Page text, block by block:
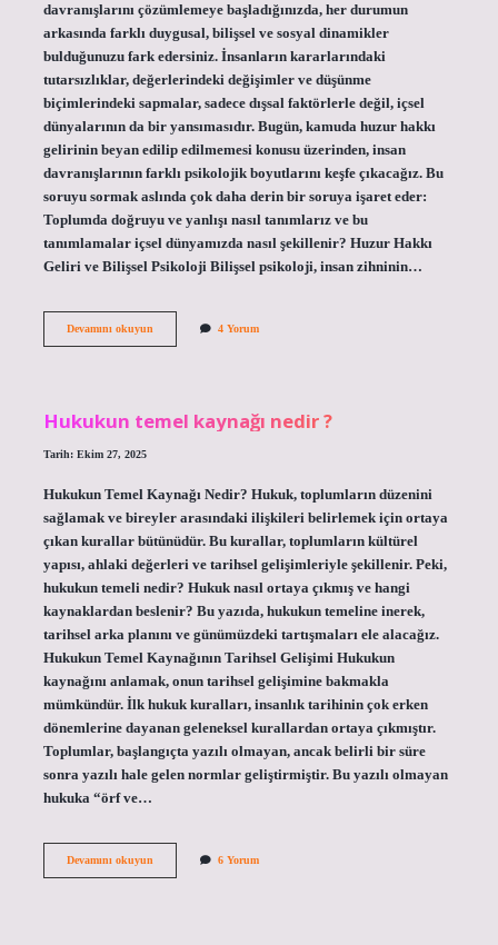
davranışlarını çözümlemeye başladığınızda, her durumun
arkasında farklı duygusal, bilişsel ve sosyal dinamikler
bulduğunuzu fark edersiniz. İnsanların kararlarındaki
tutarsızlıklar, değerlerindeki değişimler ve düşünme
biçimlerindeki sapmalar, sadece dışsal faktörlerle değil, içsel
dünyalarının da bir yansımasıdır. Bugün, kamuda huzur hakkı
gelirinin beyan edilip edilmemesi konusu üzerinden, insan
davranışlarının farklı psikolojik boyutlarını keşfe çıkacağız. Bu
soruyu sormak aslında çok daha derin bir soruya işaret eder:
Toplumda doğruyu ve yanlışı nasıl tanımlarız ve bu
tanımlamalar içsel dünyamızda nasıl şekillenir? Huzur Hakkı
Geliri ve Bilişsel Psikoloji Bilişsel psikoloji, insan zihninin…
Devamını okuyunHuzur
?
4 Yorum
Hukukun temel kaynağı nedir ?
Tarih: Ekim 27, 2025
Hukukun Temel Kaynağı Nedir? Hukuk, toplumların düzenini
sağlamak ve bireyler arasındaki ilişkileri belirlemek için ortaya
çıkan kurallar bütünüdür. Bu kurallar, toplumların kültürel
yapısı, ahlaki değerleri ve tarihsel gelişimleriyle şekillenir. Peki,
hukukun temeli nedir? Hukuk nasıl ortaya çıkmış ve hangi
kaynaklardan beslenir? Bu yazıda, hukukun temeline inerek,
tarihsel arka planını ve günümüzdeki tartışmaları ele alacağız.
Hukukun Temel Kaynağının Tarihsel Gelişimi Hukukun
kaynağını anlamak, onun tarihsel gelişimine bakmakla
mümkündür. İlk hukuk kuralları, insanlık tarihinin çok erken
dönemlerine dayanan geleneksel kurallardan ortaya çıkmıştır.
Toplumlar, başlangıçta yazılı olmayan, ancak belirli bir süre
sonra yazılı hale gelen normlar geliştirmiştir. Bu yazılı olmayan
hukuka “örf ve…
Devamını okuyunHukukun
6 Yorum